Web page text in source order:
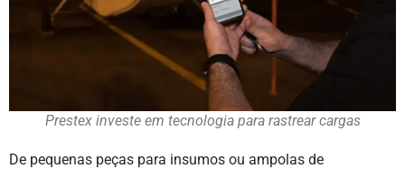
Prestex investe em tecnologia para rastrear cargas
De pequenas peças para insumos ou ampolas de